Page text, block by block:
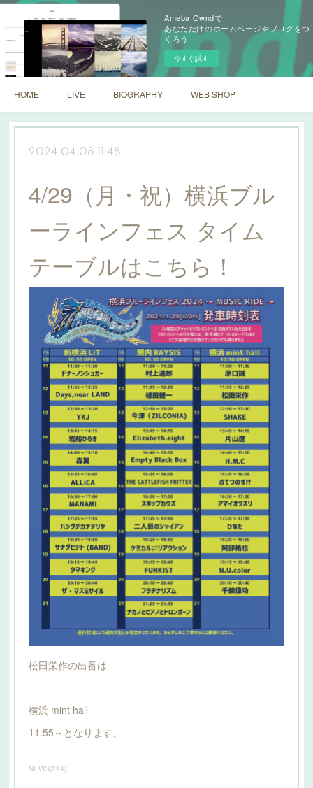
Ameba Owndで
あなただけのホームページやブログをつ
くろう
今すぐ試す
HOME LIVE BIOGRAPHY WEB SHOP
2024.04.08 11:48
4/29（月・祝）横浜ブル
ーラインフェス タイム
テーブルはこちら！
松田栄作の出番は
横浜 mint hall
11:55～となります。
NEWS(294)